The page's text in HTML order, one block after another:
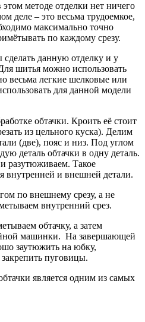
методе отделки нет ничего
деле – это весьма трудоемкое,
максимально точно
по каждому срезу.
данную отделку и у
шитья можно использовать
весьма легкие шелковые или
для данной модели
обтачки. Кроить её стоит
из цельного куска). Делим
(две), пояс и низ. Под углом
деталь обтачки в одну деталь.
разутюживаем. Такое
внутренней и внешней детали.
по внешнему срезу, а не
внутренний срез.
обтачку, а затем
машинки. На завершающей
заутюжить на юбку,
пуговицы.
является одним из самых